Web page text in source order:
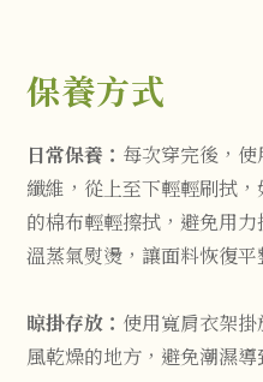
保養方式
日常保養： 每次穿完後，
纖維，從上至下輕輕刷拭
的棉布輕輕擦拭，避免用
溫蒸氣熨燙，讓面料恢復平
晾掛存放： 使用寬肩衣架
風乾燥的地方，避免潮濕導